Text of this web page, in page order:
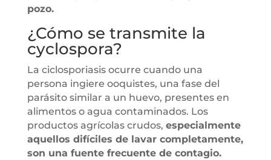
pozo.
¿Cómo se transmite la
cyclospora?
La ciclosporiasis ocurre cuando una
persona ingiere ooquistes, una fase del
parásito similar a un huevo, presentes en
alimentos o agua contaminados. Los
productos agrícolas crudos, especialmente
aquellos difíciles de lavar completamente,
son una fuente frecuente de contagio.